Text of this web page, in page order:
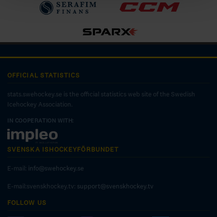
OFFICIAL STATISTICS
stats.swehockey.se is the official statistics web site of the Swedish
Icehockey Association.
IN COOPERATION WITH:
SVENSKA ISHOCKEYFÖRBUNDET
E-mail: info@swehockey.se
E-mail:svenskhockey.tv: support@svenskhockey.tv
FOLLOW US